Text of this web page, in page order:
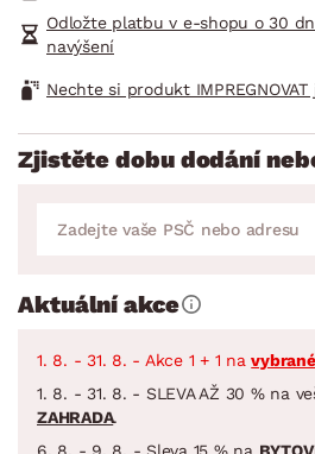
Odložte platbu v e-shopu o 30
navýšení
Nechte si produkt
Zjistěte dobu dodání
Aktuální akce
1. 8. - 31. 8. - Akce 1 + 1 na
1. 8. - 31. 8. - SLEVA AŽ 30 % na
ZAHRADA.
6. 8. - 9. 8. - Sleva 15 % na